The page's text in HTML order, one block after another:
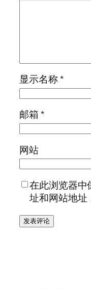
显示名称*
邮箱*
网站
在此浏览器中
址和网站地址